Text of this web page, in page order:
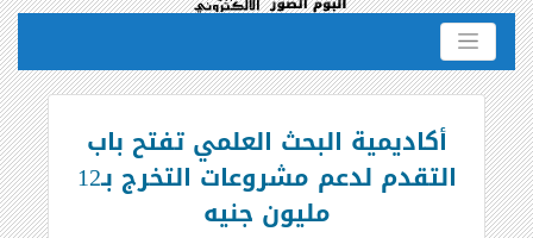
أكاديمية البحث العلمي تفتح باب
التقدم لدعم مشروعات التخرج بـ12
مليون جنيه